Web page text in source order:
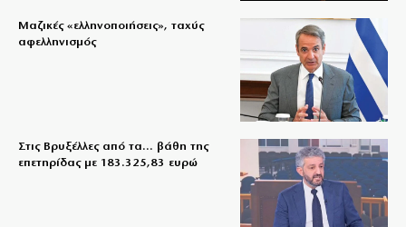
Μαζικές «ελληνοποιήσεις», ταχύς
αφελληνισμός
Στις Βρυξέλλες από τα… βάθη της
επετηρίδας με 183.325,83 ευρώ